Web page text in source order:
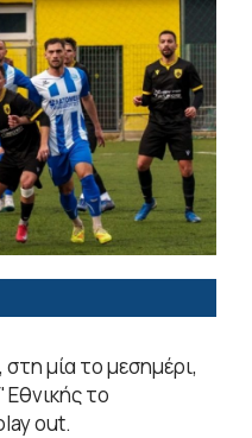
μία το μεσημέρι,
το
out.